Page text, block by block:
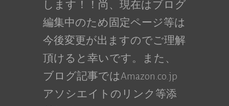
します！！尚、現在はブログ
編集中のため固定ページ等は
今後変更が出ますのでご理解
頂けると幸いです。また、
ブログ記事ではAmazon.co.jp
アソシエイトのリンク等添